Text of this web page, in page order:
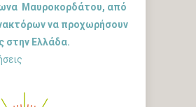
 Μαυροκορδάτου, από
να προχωρήσουν
στην Ελλάδα.